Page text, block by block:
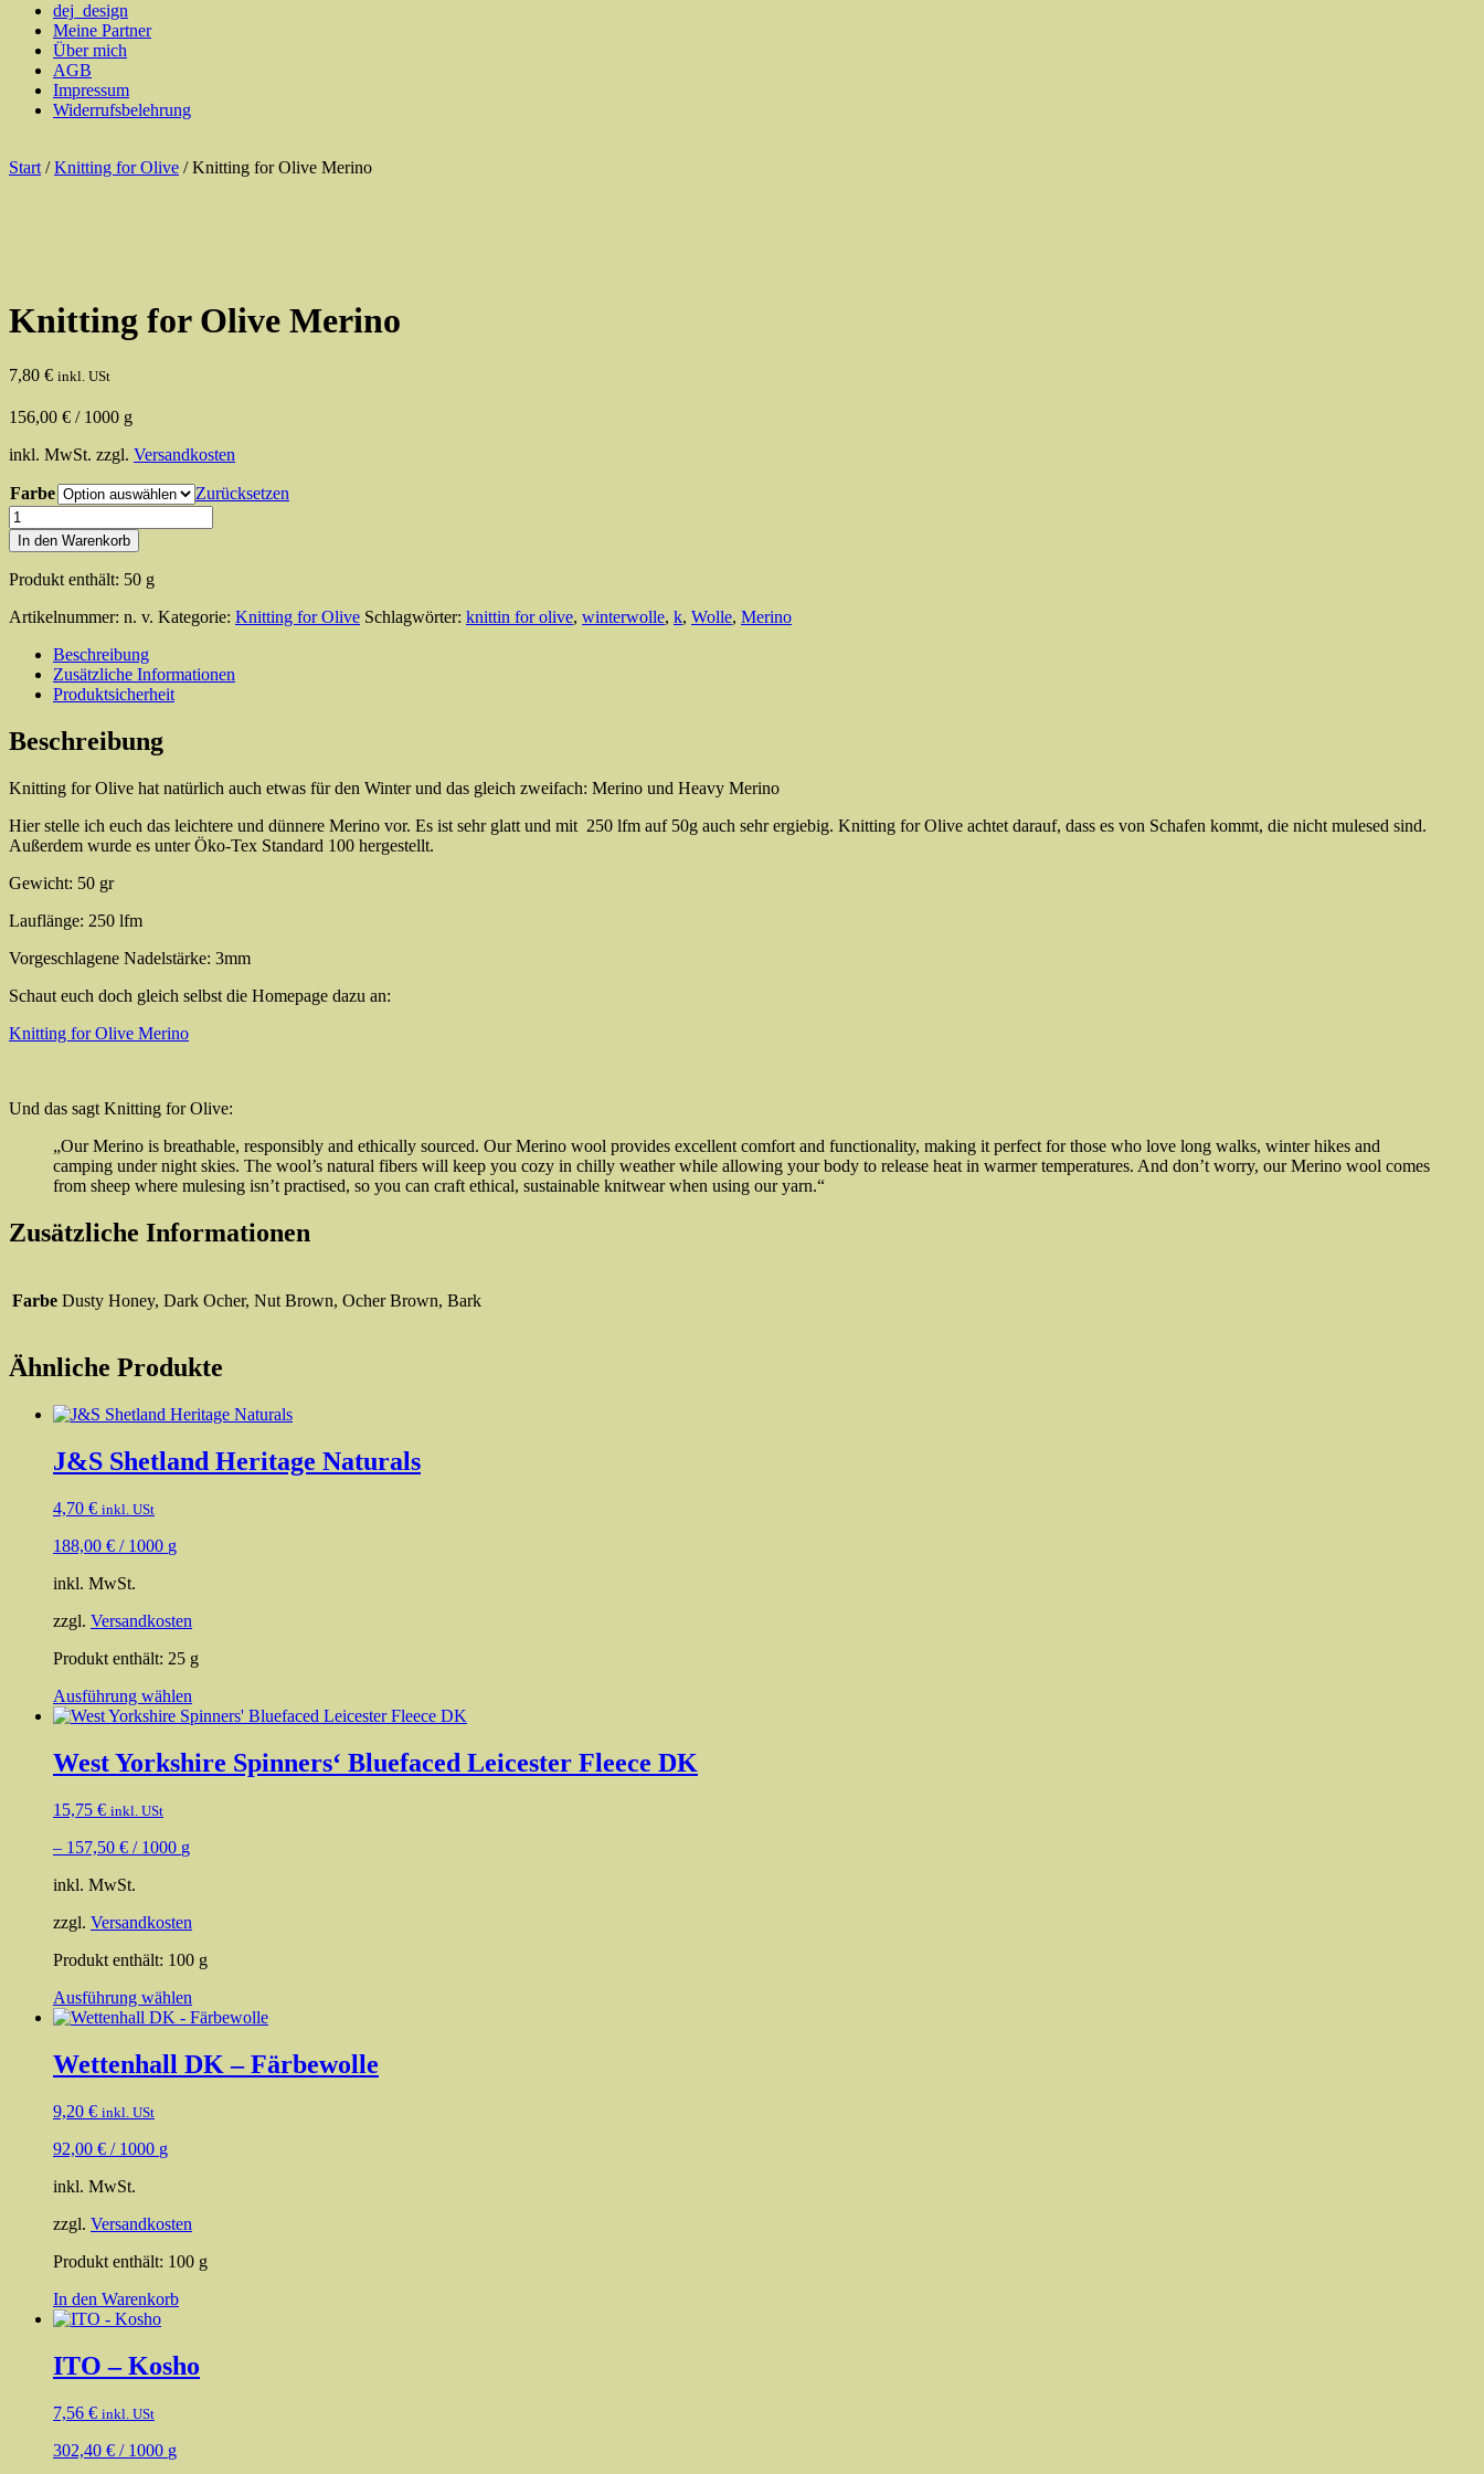
dej_design
Meine Partner
Über mich
AGB
Impressum
Widerrufsbelehrung
Start /Knitting for Olive / Knitting for Olive Merino
Knitting for Olive Merino
7,80 € inkl. USt
156,00 € / 1000 g
inkl. MwSt. zzgl. Versandkosten
Farbe
Zurücksetzen
Knitting
for
Olive
Merino
In den Warenkorb
Produkt enthält: 50 g
Artikelnummer: n. v. Kategorie: Knitting for Olive Schlagwörter: knittin for olive, winterwolle, k, Wolle, Merino
Beschreibung
Zusätzliche Informationen
Produktsicherheit
Beschreibung
Knitting for Olive hat natürlich auch etwas für den Winter und das gleich zweifach: Merino und Heavy Merino
Hier stelle ich euch das leichtere und dünnere Merino vor. Es ist sehr glatt und mit 250 lfm auf 50g auch sehr ergiebig. Knitting for Olive achtet darauf, dass es von Schafen kommt, die nicht mulesed sind.
Außerdem wurde es unter Öko-Tex Standard 100 hergestellt.
Gewicht: 50 gr
Lauflänge: 250 lfm
Vorgeschlagene Nadelstärke: 3mm
Schaut euch doch gleich selbst die Homepage dazu an:
Knitting for Olive Merino
Und das sagt Knitting for Olive:
„Our Merino is breathable, responsibly and ethically sourced. Our Merino wool provides excellent comfort and functionality, making it perfect for those who love long walks, winter hikes and
camping under night skies. The wool’s natural fibers will keep you cozy in chilly weather while allowing your body to release heat in warmer temperatures. And don’t worry, our Merino wool comes
from sheep where mulesing isn’t practised, so you can craft ethical, sustainable knitwear when using our yarn.“
Zusätzliche Informationen
Farbe Dusty Honey, Dark Ocher, Nut Brown, Ocher Brown, Bark
Ähnliche Produkte
J&S Shetland Heritage Naturals
4,70 € inkl. USt
188,00 € / 1000 g
inkl. MwSt.
zzgl. Versandkosten
Produkt enthält: 25 g
Ausführung wählen
Produkt
mehrere
Varianten
gewählt
werden
West Yorkshire Spinners‘ Bluefaced Leicester Fleece DK
15,75 € inkl. USt
– 157,50 € / 1000 g
inkl. MwSt.
zzgl. Versandkosten
Produkt enthält: 100 g
Ausführung wählen
Produkt
mehrere
Varianten
gewählt
werden
Wettenhall DK – Färbewolle
9,20 € inkl. USt
92,00 € / 1000 g
inkl. MwSt.
zzgl. Versandkosten
Produkt enthält: 100 g
In den Warenkorb
ITO – Kosho
7,56 € inkl. USt
302,40 € / 1000 g